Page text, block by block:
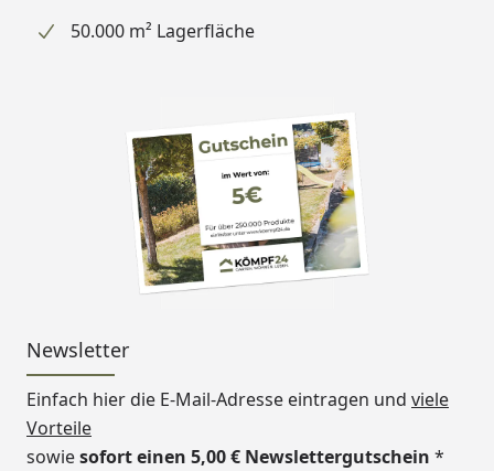
50.000 m² Lagerfläche
Newsletter
Einfach hier die E-Mail-Adresse eintragen und viele
Vorteile
sowiesofort einen 5,00 € Newslettergutschein *